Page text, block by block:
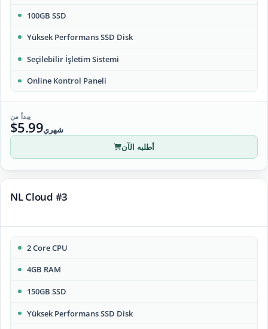
100GB SSD
Yüksek Performans SSD Disk
Seçilebilir İşletim Sistemi
Online Kontrol Paneli
يبدأ من
$5.99شهري
أطلبه الآن
NL Cloud #3
2 Core CPU
4GB RAM
150GB SSD
Yüksek Performans SSD Disk